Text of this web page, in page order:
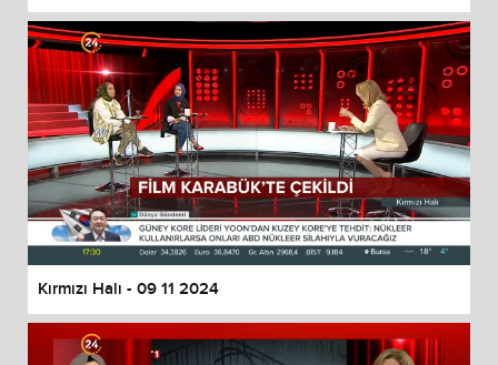
Kırmızı Halı - 09 11 2024